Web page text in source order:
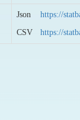
Json
https://
CSV
https://